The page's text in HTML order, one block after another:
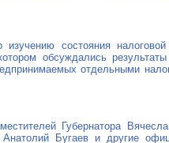
состояния
обсуждались результаты
отдельными
Губернатора
Бугаев и другие